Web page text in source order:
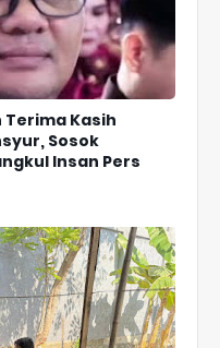
Terima Kasih
Sosok
Insan Pers